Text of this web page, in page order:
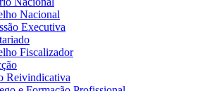
Nacional
Executiva
Fiscalizador
Reivindicativa